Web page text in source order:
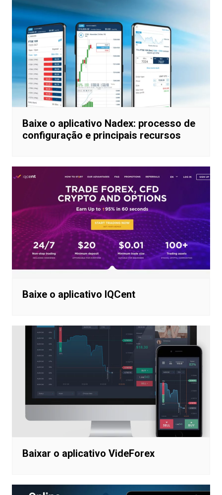
Baixe o aplicativo Nadex: processo de
configuração e principais recursos
Baixe o aplicativo IQCent
Baixar o aplicativo VideForex